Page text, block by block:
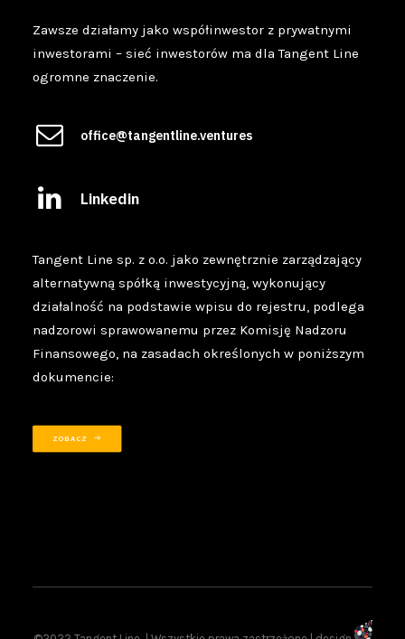
Zawsze działamy jako współinwestor z prywatnymi
inwestorami – sieć inwestorów ma dla Tangent Line
ogromne znaczenie.
office@tangentline.ventures
Linkedin
Tangent Line sp. z o.o. jako zewnętrznie zarządzający
alternatywną spółką inwestycyjną, wykonujący
działalność na podstawie wpisu do rejestru, podlega
nadzorowi sprawowanemu przez Komisję Nadzoru
Finansowego, na zasadach określonych w poniższym
dokumencie:
ZOBACZ